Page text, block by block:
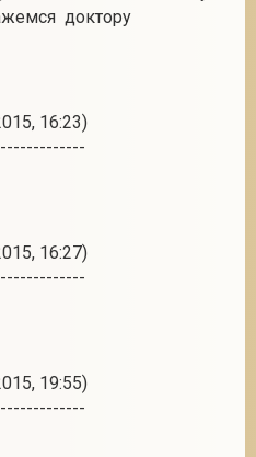
доктору
16:23)
16:27)
19:55)